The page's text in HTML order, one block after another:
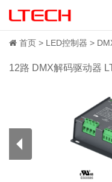
首页 LED控制器
12路 DMX解码驱动器